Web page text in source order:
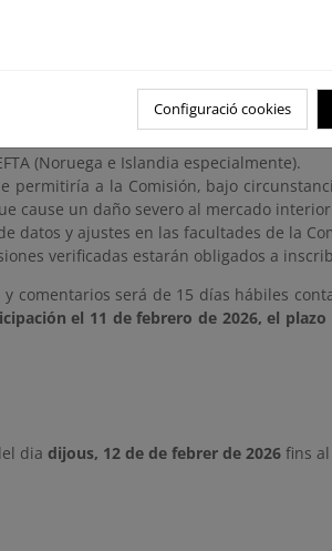
las emisiones implícitas en la
a factores del país exportador,
que pretenden introducir nuevas
(Noruega e Islandia especialmente).
permitiría a la Comisión, bajo
cause un daño severo al mercado
datos y ajustes en las facultades de la
verificadas estarán obligados a
comentarios será de 15 días hábiles
el 11 de febrero de 2026, el
dia dijous, 12 de de febrer de 2026 fins
Configuració cookies